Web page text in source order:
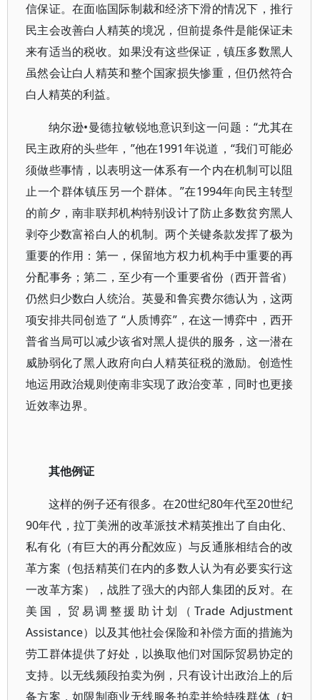
信保证。在面临国际制裁和经济下滑的情况下，推行
民主会改善白人精英的境况，但前提条件是能保证未
来有适当的税收。如果没有这些保证，镇压多数黑人
虽然会让白人精英和整个国家损失惨重，但仍然符合
白人精英的利益。
纳尔逊•曼德拉敏锐地意识到这一问题：“尤其在
民主政府的头些年，”他在1991年说道，“我们可能必
须做些事情，以表明这一体系有一个内在机制可以阻
止一个群体镇压另一个群体。”在1994年向民主转型
的前夕，南非联邦机构特别设计了防止多数贫穷黑人
剥夺少数富裕白人的机制。两个关键条款发挥了极为
重要的作用：第一，保留地方权力机构手中重要的再
分配事务；第二，至少有一个重要省份（西开普省）
仍然归少数白人统治。英曼和鲁宾费尔德认为，这两
项安排共同创造了 “人质博弈”，在这一博弈中，西开
普省当局可以减少该省对黑人提供的服务，这一潜在
威胁弱化了黑人政府向白人精英征税的激励。创造性
地运用政治规则使南非实现了政治变革，同时也更接
近效率边界。
其他例证
这样的例子还有很多。在20世纪80年代至20世纪
90年代，拉丁美洲的改革派技术精英推出了自由化、
私有化（有巨大的再分配效应）与反通胀相结合的改
革方案（包括精英们在内的多数人认为有必要实行这
一改革方案），战胜了强大的内部人集团的反对。在
美国，贸易调整援助计划（Trade Adjustment
Assistance）以及其他社会保险和补偿方面的措施为
劳工群体提供了好处，以换取他们对国际贸易协定的
支持。以无线频段拍卖为例，只有设计出政治上的后
备方案，如限制商业无线服务拍卖并给特殊群体（妇